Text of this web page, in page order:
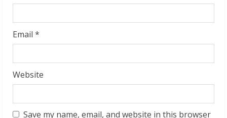
Email *
Website
Save my name, email, and website in this browser